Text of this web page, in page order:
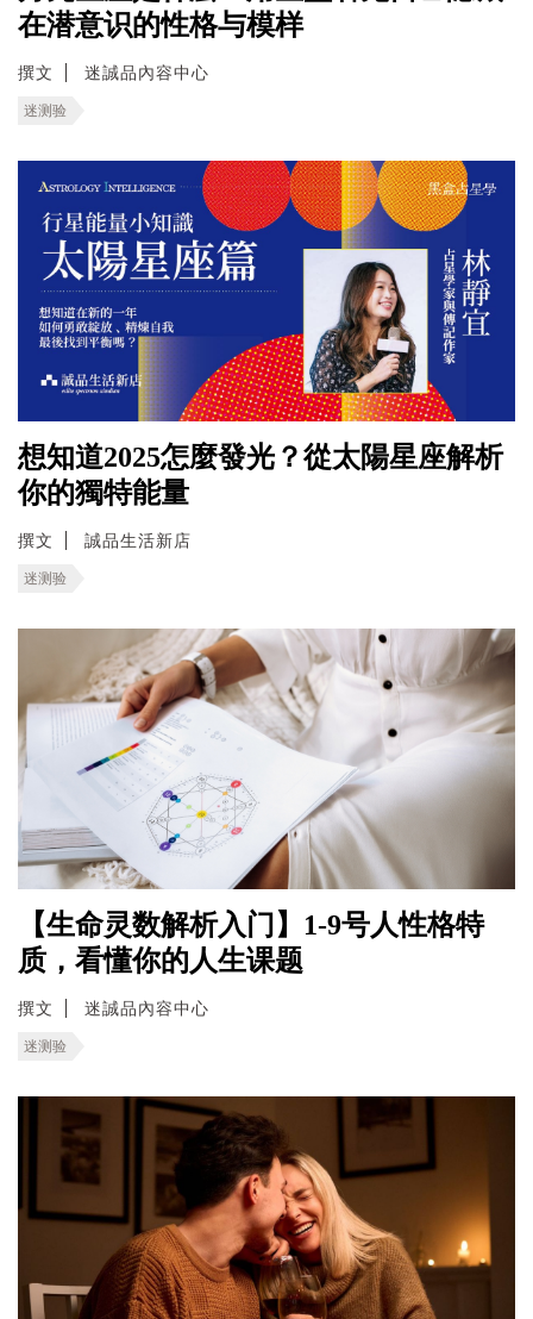
在潜意识的性格与模样
撰文 迷誠品內容中心
迷测验
想知道2025怎麼發光？從太陽星座解析
你的獨特能量
撰文 誠品生活新店
迷测验
【生命灵数解析入门】1-9号人性格特
质，看懂你的人生课题
撰文 迷誠品內容中心
迷测验